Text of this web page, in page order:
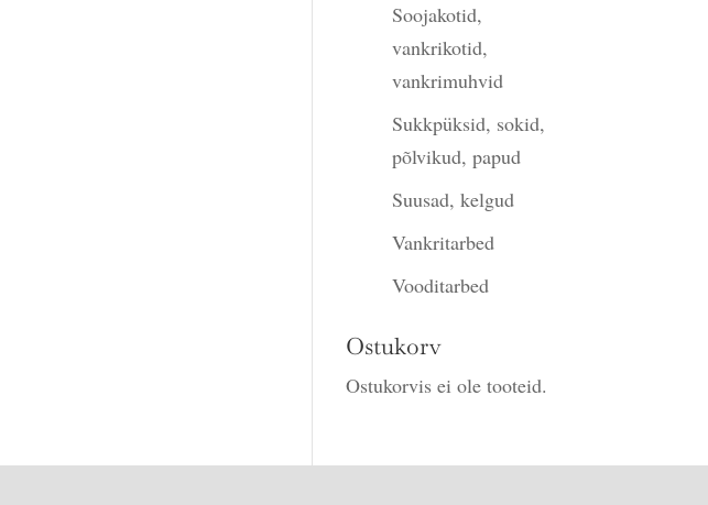
Soojakotid,
vankrikotid,
vankrimuhvid
Sukkpüksid, sokid,
põlvikud, papud
Suusad, kelgud
Vankritarbed
Vooditarbed
Ostukorv
Ostukorvis ei ole tooteid.